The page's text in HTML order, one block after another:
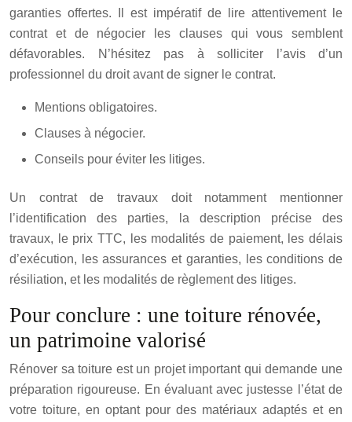
garanties offertes. Il est impératif de lire attentivement le
contrat et de négocier les clauses qui vous semblent
défavorables. N’hésitez pas à solliciter l’avis d’un
professionnel du droit avant de signer le contrat.
Mentions obligatoires.
Clauses à négocier.
Conseils pour éviter les litiges.
Un contrat de travaux doit notamment mentionner
l’identification des parties, la description précise des
travaux, le prix TTC, les modalités de paiement, les délais
d’exécution, les assurances et garanties, les conditions de
résiliation, et les modalités de règlement des litiges.
Pour conclure : une toiture rénovée,
un patrimoine valorisé
Rénover sa toiture est un projet important qui demande une
préparation rigoureuse. En évaluant avec justesse l’état de
votre toiture, en optant pour des matériaux adaptés et en